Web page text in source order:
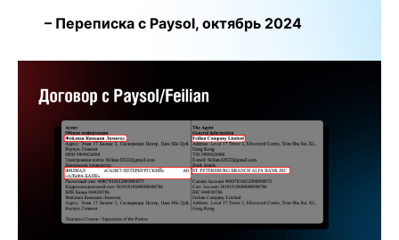
– Переписка с Paysol, октябрь 2024